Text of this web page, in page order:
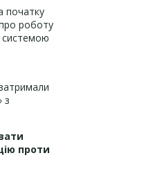
початку
роботу
системою
з
проти